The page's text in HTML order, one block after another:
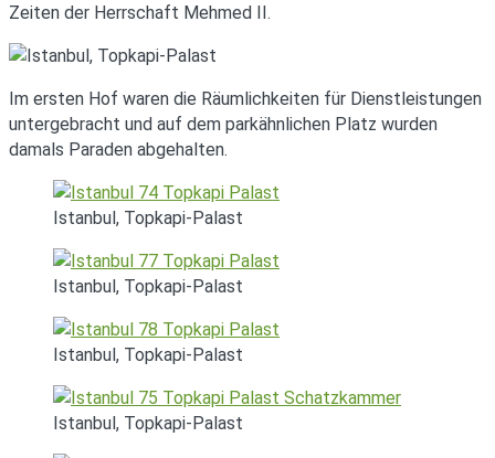
Zeiten der Herrschaft Mehmed II.
Im ersten Hof waren die Räumlichkeiten für Dienstleistungen
untergebracht und auf dem parkähnlichen Platz wurden
damals Paraden abgehalten.
Istanbul, Topkapi-Palast
Istanbul, Topkapi-Palast
Istanbul, Topkapi-Palast
Istanbul, Topkapi-Palast